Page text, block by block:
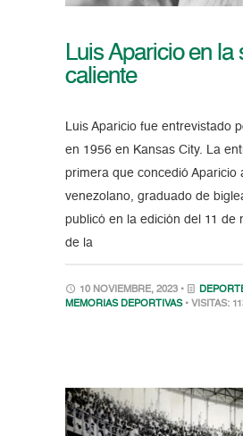
Luis Aparicio en la
caliente
Luis Aparicio fue entrevistado
en 1956 en Kansas City. La
primera que concedió Aparicio
venezolano, graduado de
publicó en la edición del 11 de
de la
10 NOVIEMBRE, 2023 •
MEMORIAS DEPORTIVAS • VISITAS: